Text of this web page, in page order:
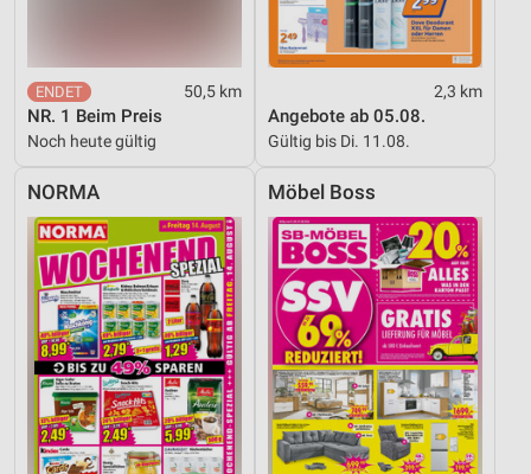
50,5 km
NR. 1 Beim Preis
Noch heute gültig
2,3 km
Angebote ab 05.08.
Gültig bis Di. 11.08.
NORMA Möbel Boss